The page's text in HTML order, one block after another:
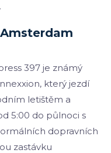
397 je známý
který jezdí
letištěm a
5:00 do půlnoci s
dopravních
zastávku